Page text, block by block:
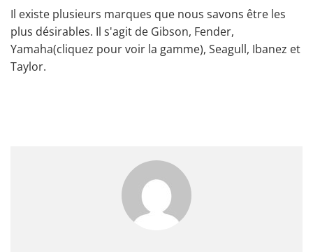
Il existe plusieurs marques que nous savons être les
plus désirables. Il s'agit de Gibson, Fender,
Yamaha(cliquez pour voir la gamme), Seagull, Ibanez et
Taylor.